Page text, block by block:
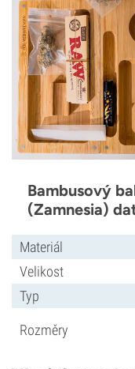
Bambusový
(Zamnesia)
Materiál
Velikost
Typ
Rozměry